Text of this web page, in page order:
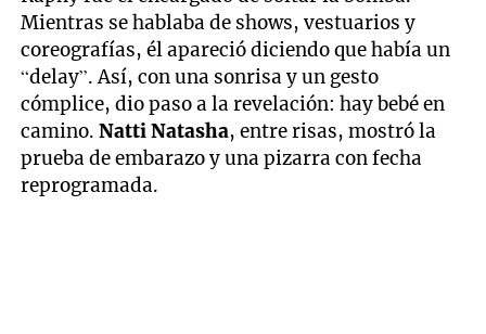
Mientras se hablaba de shows, vestuarios y
coreografías, él apareció diciendo que había un
“delay”. Así, con una sonrisa y un gesto
cómplice, dio paso a la revelación: hay bebé en
camino. Natti Natasha, entre risas, mostró la
prueba de embarazo y una pizarra con fecha
reprogramada.